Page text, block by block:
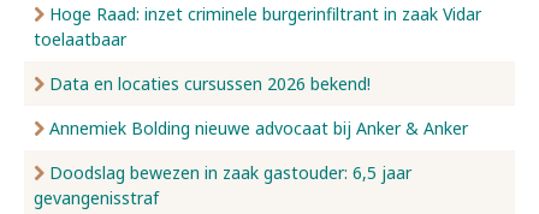
Hoge Raad: inzet criminele burgerinfiltrant in zaak Vidar
toelaatbaar
Data en locaties cursussen 2026 bekend!
Annemiek Bolding nieuwe advocaat bij Anker & Anker
Doodslag bewezen in zaak gastouder: 6,5 jaar
gevangenisstraf